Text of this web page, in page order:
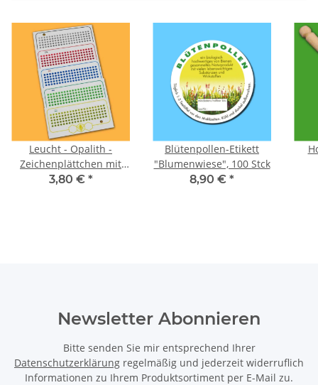
Leucht - Opalith -
Zeichenplättchen mit
Nummern: Farbe Grün
3,80 € *
Blütenpollen-Etikett
"Blumenwiese", 100 Stck
8,90 € *
Newsletter Abonnieren
Bitte senden Sie mir entsprechend Ihrer
Datenschutzerklärung regelmäßig und jederzeit widerruflich
Informationen zu Ihrem Produktsortiment per E-Mail zu.